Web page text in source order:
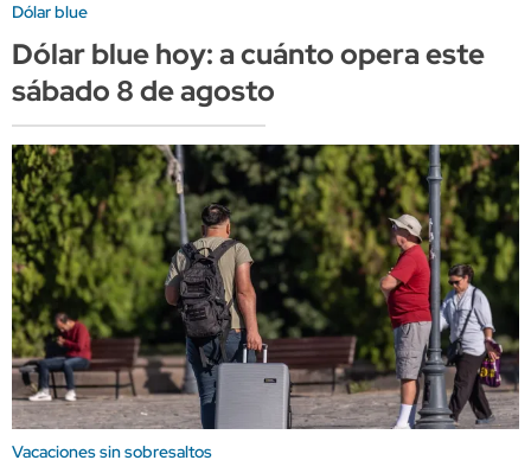
Dólar blue
Dólar blue hoy: a cuánto opera este
sábado 8 de agosto
Vacaciones sin sobresaltos